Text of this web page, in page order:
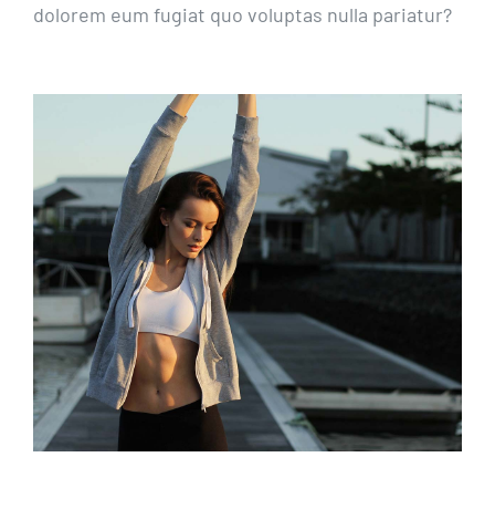
dolorem eum fugiat quo voluptas nulla pariatur?